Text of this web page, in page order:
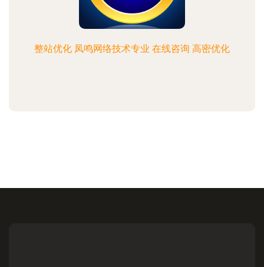
整站优化 凤鸣网络技术专业 在线咨询 高密优化